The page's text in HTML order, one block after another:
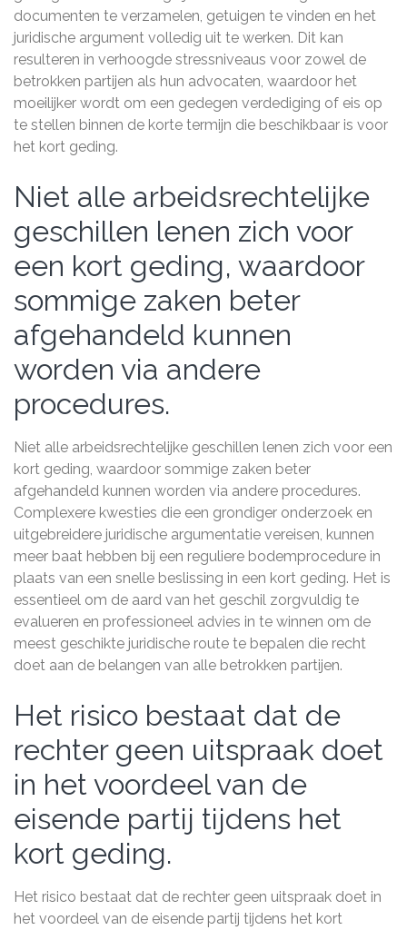
documenten te verzamelen, getuigen te vinden en het
juridische argument volledig uit te werken. Dit kan
resulteren in verhoogde stressniveaus voor zowel de
betrokken partijen als hun advocaten, waardoor het
moeilijker wordt om een gedegen verdediging of eis op
te stellen binnen de korte termijn die beschikbaar is voor
het kort geding.
Niet alle arbeidsrechtelijke
geschillen lenen zich voor
een kort geding, waardoor
sommige zaken beter
afgehandeld kunnen
worden via andere
procedures.
Niet alle arbeidsrechtelijke geschillen lenen zich voor een
kort geding, waardoor sommige zaken beter
afgehandeld kunnen worden via andere procedures.
Complexere kwesties die een grondiger onderzoek en
uitgebreidere juridische argumentatie vereisen, kunnen
meer baat hebben bij een reguliere bodemprocedure in
plaats van een snelle beslissing in een kort geding. Het is
essentieel om de aard van het geschil zorgvuldig te
evalueren en professioneel advies in te winnen om de
meest geschikte juridische route te bepalen die recht
doet aan de belangen van alle betrokken partijen.
Het risico bestaat dat de
rechter geen uitspraak doet
in het voordeel van de
eisende partij tijdens het
kort geding.
Het risico bestaat dat de rechter geen uitspraak doet in
het voordeel van de eisende partij tijdens het kort